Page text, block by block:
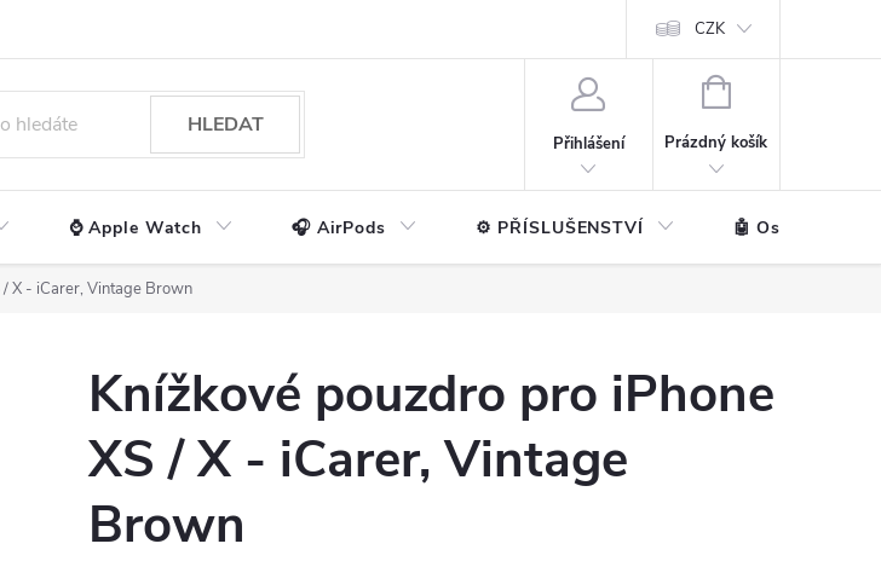
CZK
HLEDAT
Přihlášení
NÁKUPNÍ
Prázdný košík
⌚ Apple Watch 🎧 AirPods ⚙️ PŘÍSLUŠENSTVÍ 🤖 Ostatní
X - iCarer, Vintage Brown
Knížkové pouzdro pro iPhone
XS / X - iCarer, Vintage
Brown